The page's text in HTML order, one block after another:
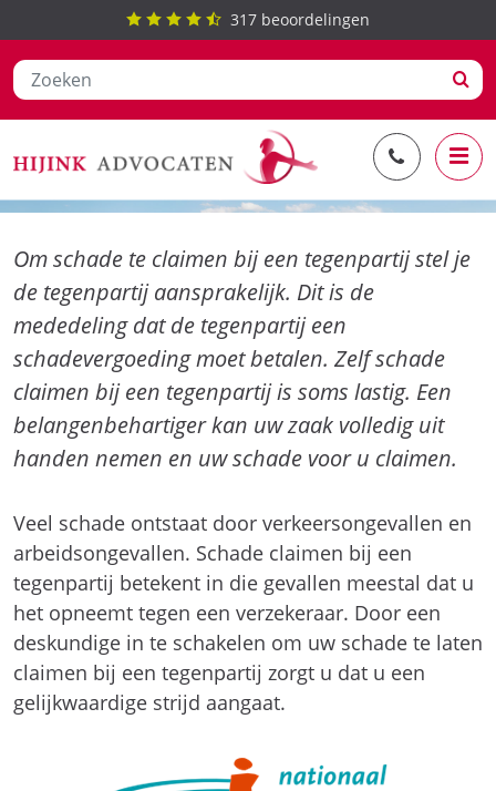
naar
de
317 beoordelingen
Schade claimen bij tegenpartij
Om schade te claimen bij een tegenpartij stel je
de tegenpartij aansprakelijk. Dit is de
mededeling dat de tegenpartij een
schadevergoeding moet betalen. Zelf schade
claimen bij een tegenpartij is soms lastig. Een
belangenbehartiger kan uw zaak volledig uit
handen nemen en uw schade voor u claimen.
Veel schade ontstaat door verkeersongevallen en
arbeidsongevallen. Schade claimen bij een
tegenpartij betekent in die gevallen meestal dat u
het opneemt tegen een verzekeraar. Door een
deskundige in te schakelen om uw schade te laten
claimen bij een tegenpartij zorgt u dat u een
gelijkwaardige strijd aangaat.